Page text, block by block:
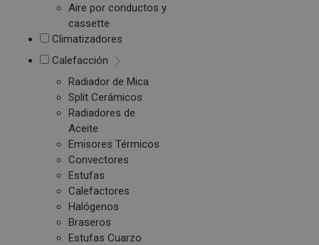
Aire por conductos y
cassette
Climatizadores
Calefacción
Radiador de Mica
Split Cerámicos
Radiadores de
Aceite
Emisores Térmicos
Convectores
Estufas
Calefactores
Halógenos
Braseros
Estufas Cuarzo